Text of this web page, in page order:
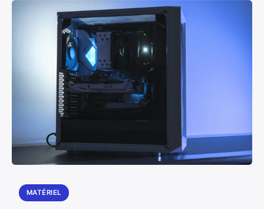
MATÉRIEL